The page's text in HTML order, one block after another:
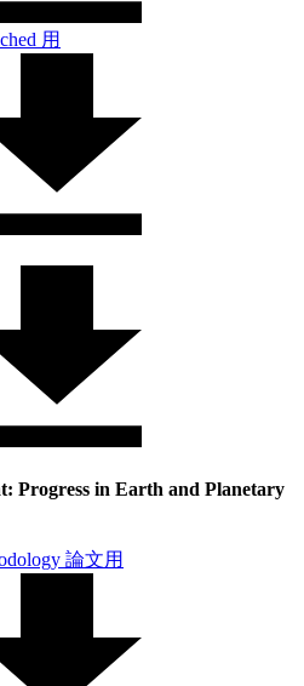
用
Progress in Earth and Planetary
論文用